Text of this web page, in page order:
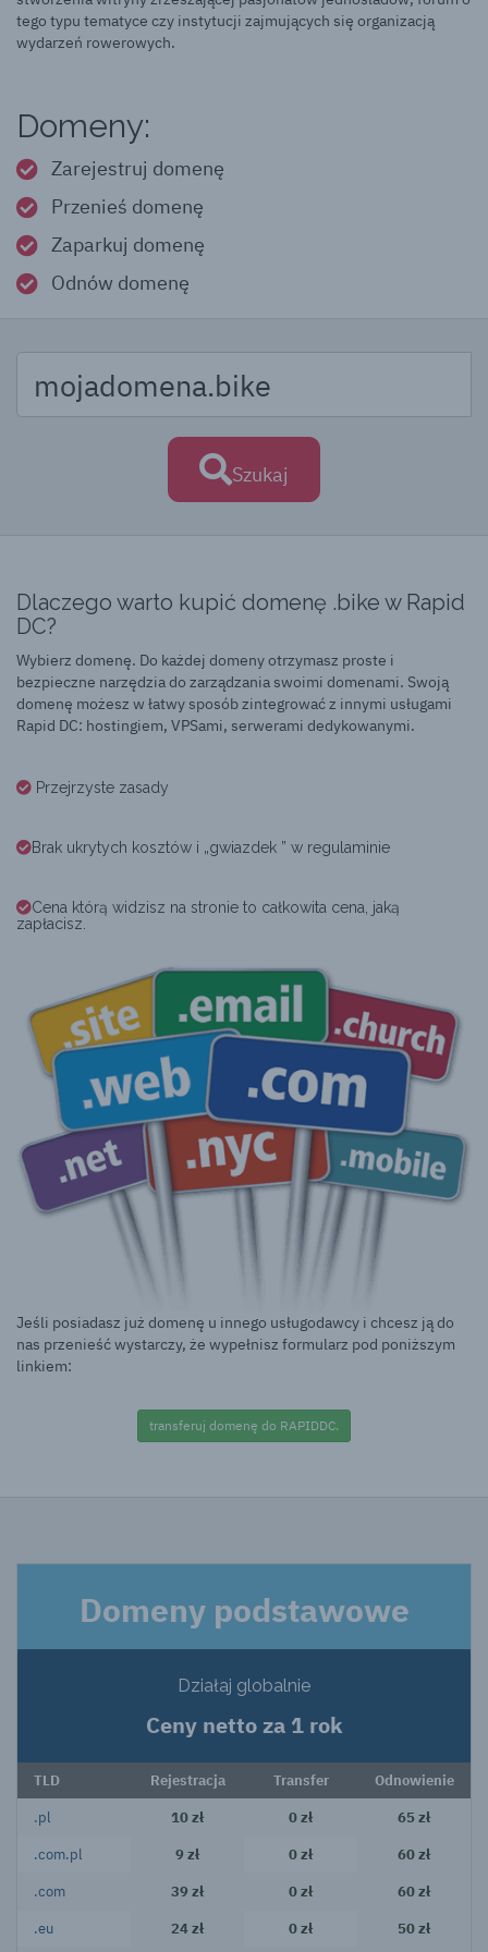
tego typu tematyce czy instytucji zajmujących się organizacją
wydarzeń rowerowych.
Domeny:
Zarejestruj domenę
Przenieś domenę
Zaparkuj domenę
Odnów domenę
Szukaj
Dlaczego warto kupić domenę .bike w Rapid
DC?
Wybierz domenę. Do każdej domeny otrzymasz proste i
bezpieczne narzędzia do zarządzania swoimi domenami. Swoją
domenę możesz w łatwy sposób zintegrować z innymi usługami
Rapid DC: hostingiem, VPSami, serwerami dedykowanymi.
Przejrzyste zasady
Brak ukrytych kosztów i „gwiazdek ” w regulaminie
Cena którą widzisz na stronie to całkowita cena, jaką
zapłacisz.
Jeśli posiadasz już domenę u innego usługodawcy i chcesz ją do
nas przenieść wystarczy, że wypełnisz formularz pod poniższym
linkiem:
transferuj domenę do RAPIDDC.
Domeny podstawowe
Działaj globalnie
Ceny netto za 1 rok
TLD Rejestracja Transfer Odnowienie
.pl 10 zł 0 zł 65 zł
.com.pl 9 zł 0 zł 60 zł
.com 39 zł 0 zł 60 zł
.eu 24 zł 0 zł 50 zł